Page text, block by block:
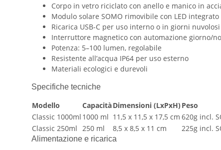
Corpo in vetro riciclato con anello e manico in
Modulo solare SOMO rimovibile con LED integrato
Ricarica USB-C per uso interno o in giorni nuvolosi
Interruttore magnetico con automazione giorno/
Potenza: 5–100 lumen, regolabile
Resistente all’acqua IP64 per uso esterno
Materiali ecologici e durevoli
Specifiche tecniche
Modello CapacitàDimensioni (LxPxH)Peso
Classic 1000ml 1000 ml 11,5 x 11,5 x 17,5 cm 620g incl.
Classic 250ml 250 ml 8,5 x 8,5 x 11 cm 225g incl.
Alimentazione e ricarica